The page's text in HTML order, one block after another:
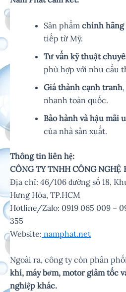
Sản phẩm chính hãng
tiếp từ Mỹ.
Tư vấn kỹ thuật
phù hợp với nhu cầu
Giá thành cạnh tranh
nhanh toàn quốc.
Bảo hành và hậu mãi
của nhà sản xuất.
Thông tin liên hệ:
CÔNG TY TNHH CÔNG NGHỆ
Địa chỉ: 46/106 đường số 18,
Hưng Hòa, TP.HCM
Hotline/Zalo: 0919 065 009 –
355
Website: namphat.net
Ngoài ra, công ty còn phân
khí, máy bơm, motor giảm tốc
nghiệp khác.